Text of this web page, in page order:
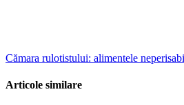
Navigare
în
Cămara rulotistului: alimentele
Articole similare